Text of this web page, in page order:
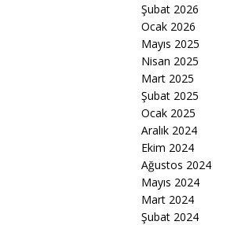
Şubat 2026
Ocak 2026
Mayıs 2025
Nisan 2025
Mart 2025
Şubat 2025
Ocak 2025
Aralık 2024
Ekim 2024
Ağustos 2024
Mayıs 2024
Mart 2024
Şubat 2024